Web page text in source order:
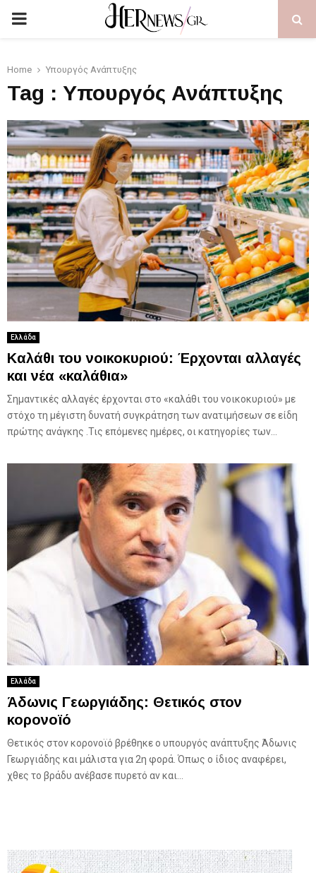
PRIMARY
Home Υπουργός Ανάπτυξης
Tag : Υπουργός Ανάπτυξης
Ελλάδα
Καλάθι του νοικοκυριού: Έρχονται αλλαγές
και νέα «καλάθια»
Σημαντικές αλλαγές έρχονται στο «καλάθι του νοικοκυριού» με
στόχο τη μέγιστη δυνατή συγκράτηση των ανατιμήσεων σε είδη
πρώτης ανάγκης .Τις επόμενες ημέρες, οι κατηγορίες των...
Ελλάδα
Άδωνις Γεωργιάδης: Θετικός στον
κορονοϊό
Θετικός στον κορονοϊό βρέθηκε ο υπουργός ανάπτυξης Άδωνις
Γεωργιάδης και μάλιστα για 2η φορά. Όπως ο ίδιος αναφέρει,
χθες το βράδυ ανέβασε πυρετό αν και...